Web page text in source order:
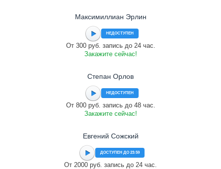
Максимиллиан Эрлин
НЕДОСТУПЕН
От 300 руб. запись до 24 час.
Закажите сейчас!
Cтепан Орлов
НЕДОСТУПЕН
От 800 руб. запись до 48 час.
Закажите сейчас!
Евгений Сожский
ДОСТУПЕН ДО 23:59
От 2000 руб. запись до 24 час.